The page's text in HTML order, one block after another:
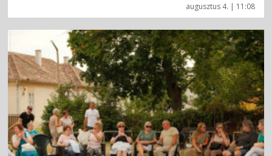
augusztus 4. | 11:08